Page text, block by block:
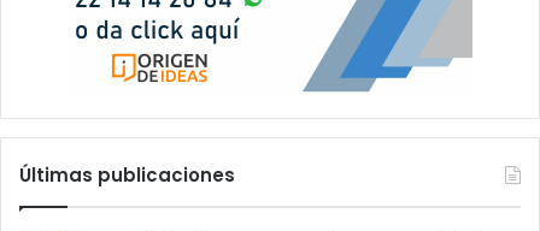
Últimas publicaciones